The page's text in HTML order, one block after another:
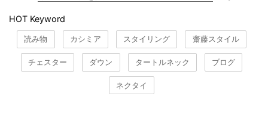
HOT Keyword
読み物 カシミア スタイリング 齋藤スタイル
チェスター ダウン タートルネック ブログ
ネクタイ